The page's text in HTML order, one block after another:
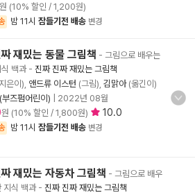
원 (10% 할인 / 1,200원)
밤 11시 잠들기전 배송 변경
재밌는 동물 그림책 - 그림으로 배우는
백과- 진짜 진짜 재밌는 그림책
은이), 앤드류 이스턴 (그림), 김맑아(옮긴이)
즈펌어린이)
2022년 08월
원 (10% 할인 / 1,800원) 10.0
밤 11시 잠들기전 배송 변경
재밌는 자동차 그림책 - 그림으로 배우
지식 백과- 진짜 진짜 재밌는 그림책